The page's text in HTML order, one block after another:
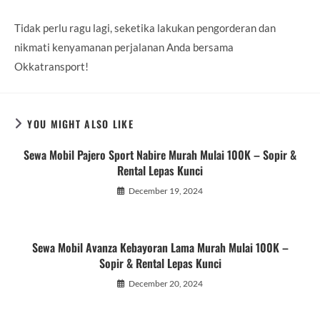
Tidak perlu ragu lagi, seketika lakukan pengorderan dan
nikmati kenyamanan perjalanan Anda bersama
Okkatransport!
YOU MIGHT ALSO LIKE
Sewa Mobil Pajero Sport Nabire Murah Mulai 100K – Sopir &
Rental Lepas Kunci
December 19, 2024
Sewa Mobil Avanza Kebayoran Lama Murah Mulai 100K –
Sopir & Rental Lepas Kunci
December 20, 2024